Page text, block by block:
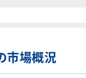
市場概況